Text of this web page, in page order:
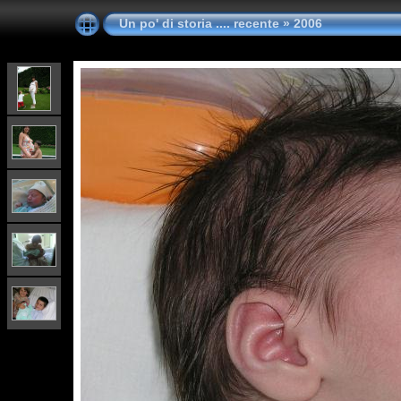
Un po' di storia .... recente»2006